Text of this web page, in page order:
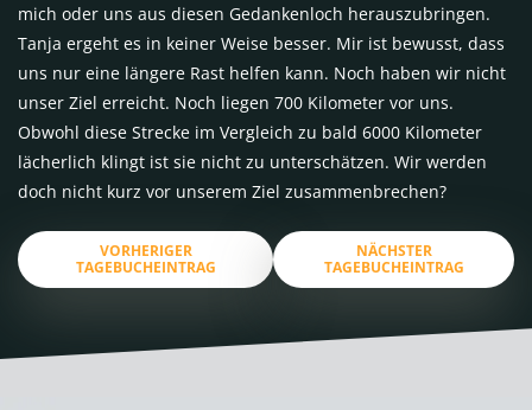
mich oder uns aus diesen Gedankenloch herauszubringen.
Tanja ergeht es in keiner Weise besser. Mir ist bewusst, dass
uns nur eine längere Rast helfen kann. Noch haben wir nicht
unser Ziel erreicht. Noch liegen 700 Kilometer vor uns.
Obwohl diese Strecke im Vergleich zu bald 6000 Kilometer
lächerlich klingt ist sie nicht zu unterschätzen. Wir werden
doch nicht kurz vor unserem Ziel zusammenbrechen?
VORHERIGER
TAGEBUCHEINTRAG
NÄCHSTER
TAGEBUCHEINTRAG